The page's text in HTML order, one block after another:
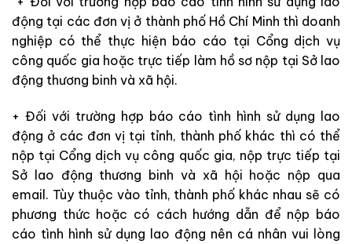
động tại các đơn vị ở thành phố Hồ Chí Minh thì doanh
nghiệp có thể thực hiện báo cáo tại Cổng dịch vụ
công quốc gia hoặc trực tiếp làm hồ sơ nộp tại Sở lao
động thương binh và xã hội.
+ Đối với trường hợp báo cáo tình hình sử dụng lao
động ở các đơn vị tại tỉnh, thành phố khác thì có thể
nộp tại Cổng dịch vụ công quốc gia, nộp trực tiếp tại
Sở lao động thương binh và xã hội hoặc nộp qua
email. Tùy thuộc vào tỉnh, thành phố khác nhau sẽ có
phương thức hoặc có cách hướng dẫn để nộp báo
cáo tình hình sử dụng lao động nên cá nhân vui lòng